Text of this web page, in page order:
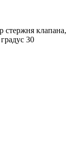
стержня клапана,
30